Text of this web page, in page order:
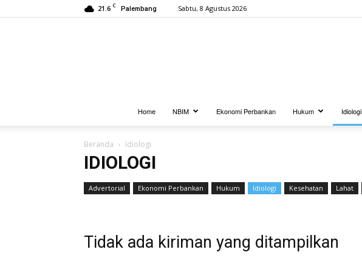
21.6 C Palembang Sabtu, 8 Agustus 2026
Home
NBIM Ekonomi Perbankan Hukum Idiologi
Beranda Idiologi
IDIOLOGI
Advertorial Ekonomi Perbankan Hukum Idiologi Kesehatan Lahat
Tidak ada kiriman yang ditampilkan